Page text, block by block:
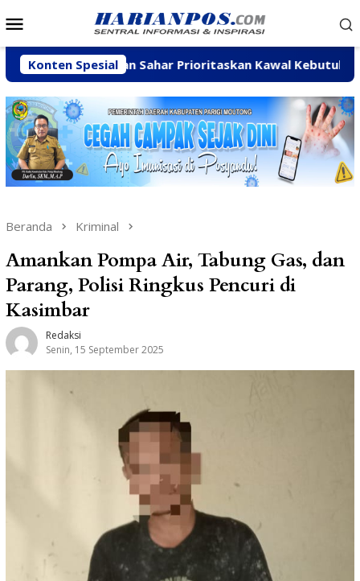
ke
Mobile
Konten Spesial
Arpan Sahar Prioritaskan Kawal Kebutuhan Dasar
Beranda Kriminal
Amankan Pompa Air, Tabung Gas, dan
Parang, Polisi Ringkus Pencuri di
Kasimbar
Redaksi
Senin, 15 September 2025